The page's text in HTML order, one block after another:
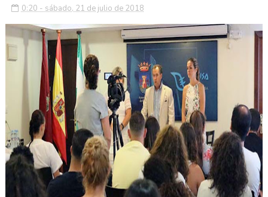
0:20 - sábado, 21 de julio de 2018